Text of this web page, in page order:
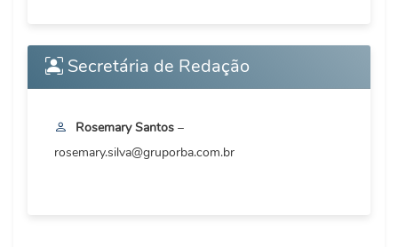
Secretária de Redação
Rosemary Santos –
rosemary.silva@gruporba.com.br